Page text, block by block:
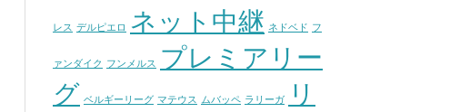
レス デルピエロ ネット中継 ネドベド フ
ァンダイク フンメルス
プレミアリー
グ ベルギーリーグ マテウス ムバッペ ラリーガ
リ